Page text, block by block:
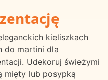
kieliszkach
do martini dla
Udekoruj świeżymi
mięty lub posypką